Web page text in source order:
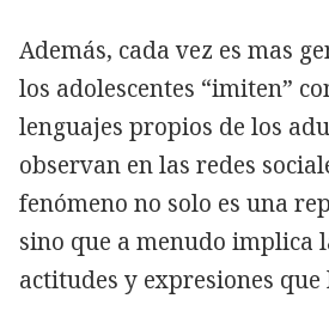
Además, cada vez es mas
los adolescentes “imiten”
lenguajes propios de los
observan en las redes
fenómeno no solo es una
sino que a menudo implica
actitudes y expresiones que